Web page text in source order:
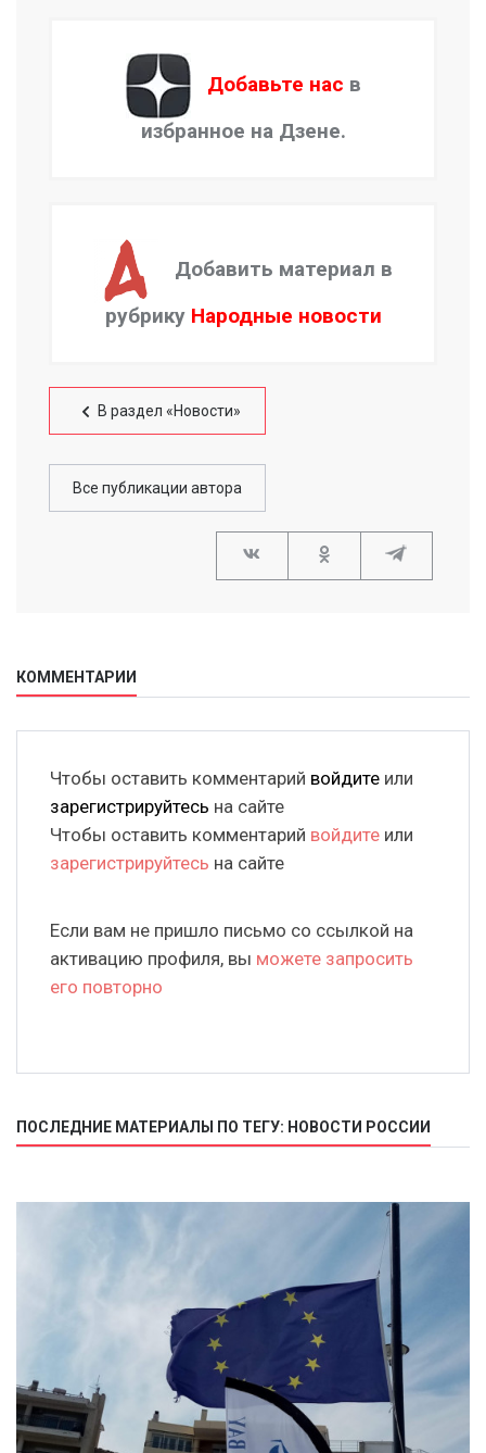
Добавьте нас в
избранное на Дзене.
Добавить материал в
рубрику Народные новости
В раздел «Новости»
Все публикации автора
КОММЕНТАРИИ
Чтобы оставить комментарий войдите или
зарегистрируйтесь на сайте
Чтобы оставить комментарий войдите или
зарегистрируйтесь на сайте
Если вам не пришло письмо со ссылкой на
активацию профиля, вы можете запросить
его повторно
ПОСЛЕДНИЕ МАТЕРИАЛЫ ПО ТЕГУ: НОВОСТИ РОССИИ